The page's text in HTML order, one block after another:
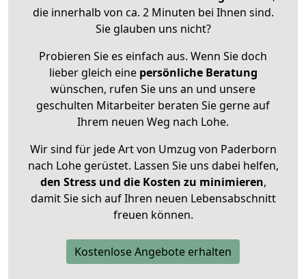
die innerhalb von ca. 2 Minuten bei Ihnen sind.
Sie glauben uns nicht?
Probieren Sie es einfach aus. Wenn Sie doch
lieber gleich eine persönliche Beratung
wünschen, rufen Sie uns an und unsere
geschulten Mitarbeiter beraten Sie gerne auf
Ihrem neuen Weg nach Lohe.
Wir sind für jede Art von Umzug von Paderborn
nach Lohe gerüstet. Lassen Sie uns dabei helfen,
den Stress und die Kosten zu minimieren,
damit Sie sich auf Ihren neuen Lebensabschnitt
freuen können.
Kostenlose Angebote erhalten